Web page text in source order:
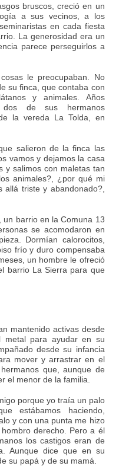
bruscos, creció en un
a sus vecinos, a los
en cada fiesta
La generosidad era un
parece perseguirlos a
le preocupaban. No
su finca, que contaba con
y animales. Años
de sus hermanos
la vereda La Tolda, en
salieron de la finca las
vamos y dejamos la casa
y salimos con maletas tan
animales?, ¿por qué mi
triste y abandonado?,
un barrio en la Comuna 13
se acomodaron en
Dormían calorocitos,
frío y duro compensaba
un hombre le ofreció
barrio La Sierra para que
mantenido activas desde
metal para ayudar en su
desde su infancia
mover y arrastrar en el
que, aunque de
el menor de la familia.
porque yo traía un palo
estábamos haciendo,
y con una punta me hizo
derecho. Pero a él
los castigos eran de
Aunque dice que en su
su papá y de su mamá.